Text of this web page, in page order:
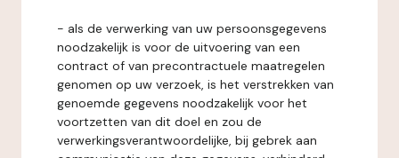
- als de verwerking van uw persoonsgegevens
noodzakelijk is voor de uitvoering van een
contract of van precontractuele maatregelen
genomen op uw verzoek, is het verstrekken van
genoemde gegevens noodzakelijk voor het
voortzetten van dit doel en zou de
verwerkingsverantwoordelijke, bij gebrek aan